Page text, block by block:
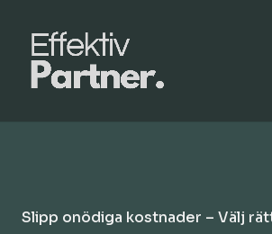
Slipp onödiga kostnader – Välj